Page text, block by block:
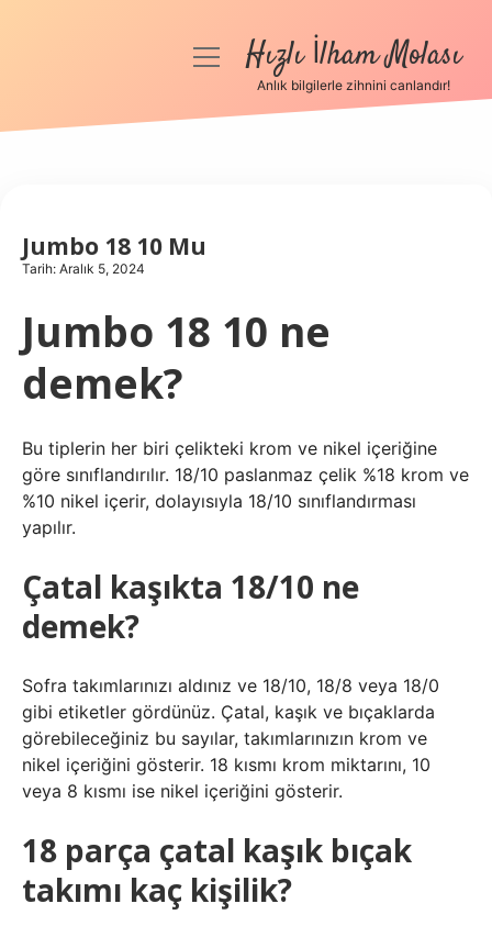
Anasayfa
Hakkımızda
menüyüHızlı İlham Molası
Anlık bilgilerle zihnini canlandır!
Jumbo 18 10 Mu
Tarih: Aralık 5, 2024
Jumbo 18 10 ne
demek?
Bu tiplerin her biri çelikteki krom ve nikel içeriğine
göre sınıflandırılır. 18/10 paslanmaz çelik %18 krom ve
%10 nikel içerir, dolayısıyla 18/10 sınıflandırması
yapılır.
Çatal kaşıkta 18/10 ne
demek?
Sofra takımlarınızı aldınız ve 18/10, 18/8 veya 18/0
gibi etiketler gördünüz. Çatal, kaşık ve bıçaklarda
görebileceğiniz bu sayılar, takımlarınızın krom ve
nikel içeriğini gösterir. 18 kısmı krom miktarını, 10
veya 8 kısmı ise nikel içeriğini gösterir.
18 parça çatal kaşık bıçak
takımı kaç kişilik?